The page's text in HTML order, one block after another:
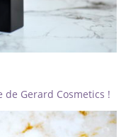
de Gerard Cosmetics !